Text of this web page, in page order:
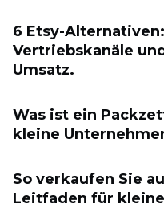
6 Etsy-
Vertriebskanäle
Umsatz.
Was ist ein
kleine
So verkaufen Sie
Leitfaden für